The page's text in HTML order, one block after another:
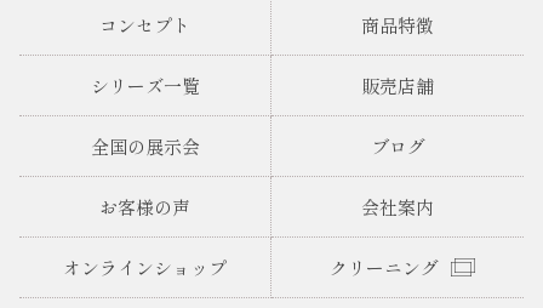
コンセプト 商品特徴
シリーズ一覧 販売店舗
全国の展示会 ブログ
お客様の声 会社案内
オンラインショップ クリーニング